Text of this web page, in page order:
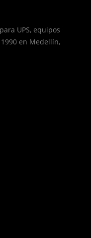
UPS, equipos
en Medellín,